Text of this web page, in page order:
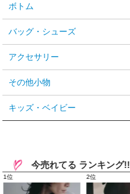
ボトム
バッグ・シューズ
アクセサリー
その他小物
キッズ・ベイビー
今売れてる ランキング!!